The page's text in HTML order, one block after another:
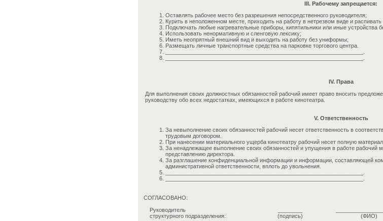
III. Рабочему запрещается:
Оставлять рабочее место без разрешения непосредственного руководителя;
Курить в неположенном месте, приходить на работу в нетрезвом виде и
Подключать любые нагревательные приборы, кипятильники или иные устройства
Использовать ненормативную и сленговую лексику;
Иметь неопрятный внешний вид и выходить на работу без униформы;
Размещать личные транспортные средства на парковке торгового центра.
IV. Права
Для выполнения своих должностных обязанностей рабочий имеет право вносить
руководству обо всех недостатках, имеющихся в работе кинотеатра.
V. Ответственность
За невыполнение своих обязанностей рабочий несет ответственность в
трудовым договором.
При нанесении материального ущерба кинотеатру рабочий несет полную
За ненадлежащее выполнение своих обязанностей и упущения в работе рабочий
представлению директора.
За разглашение конфиденциальной информации и информации, составляющей
административной ответственности, вплоть до увольнения.
СОГЛАСОВАНО:
Руководитель
структурного подразделения:
(подпись)
(ФИО)